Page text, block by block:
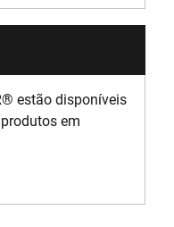
® estão disponíveis
em